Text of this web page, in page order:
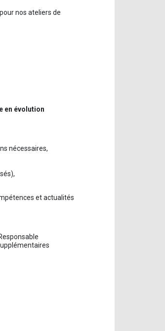
nos ateliers de
en évolution
nécessaires,
et actualités